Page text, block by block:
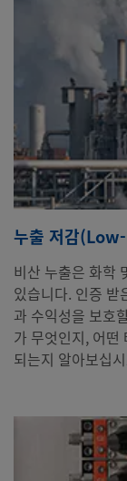
누출 저감
비산 누출은 화학
있습니다. 인증
과 수익성을 보호
가 무엇인지, 어떤
되는지 알아보십